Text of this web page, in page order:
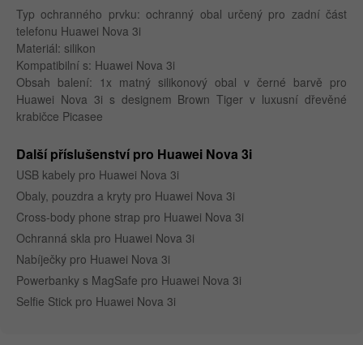
Typ ochranného prvku: ochranný obal určený pro zadní část
telefonu Huawei Nova 3i
Materiál: silikon
Kompatibilní s: Huawei Nova 3i
Obsah balení: 1x matný silikonový obal v černé barvě pro
Huawei Nova 3i s designem Brown Tiger v luxusní dřevěné
krabičce Picasee
Další příslušenství pro Huawei Nova 3i
USB kabely pro Huawei Nova 3i
Obaly, pouzdra a kryty pro Huawei Nova 3i
Cross-body phone strap pro Huawei Nova 3i
Ochranná skla pro Huawei Nova 3i
Nabíječky pro Huawei Nova 3i
Powerbanky s MagSafe pro Huawei Nova 3i
Selfie Stick pro Huawei Nova 3i